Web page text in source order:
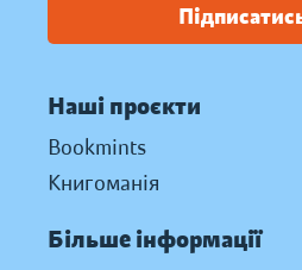
Наші проєкти
Bookmints
Книгоманія
Більше інформації